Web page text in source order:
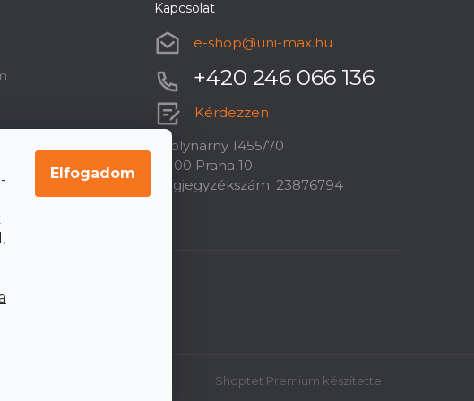
Elfogadom
Kapcsolat
e-shop@uni-max.hu
+420 246 066 136
Kérdezzen
U plynárny 1455/70
10100 Praha 10
Cégjegyzékszám: 23876794
Shoptet Premium készítette